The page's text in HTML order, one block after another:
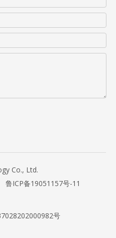
Co., Ltd.
鲁ICP备19051157号-11
号